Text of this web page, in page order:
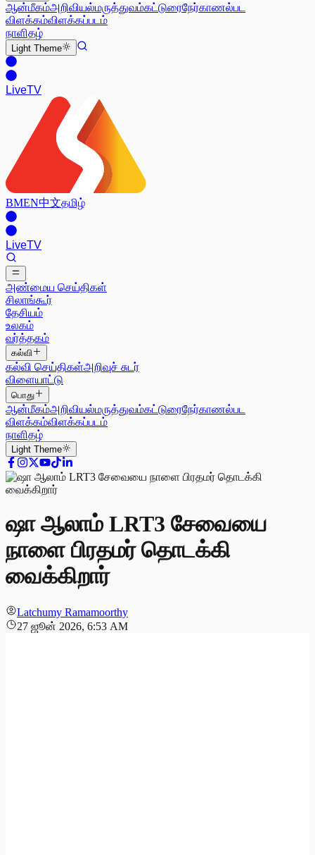
ஆன்மீகம்அறிவியல்மருத்துவம்கட்டுரைநேர்காணல்பட
விளக்கம்விளக்கப்படம்
நாளிதழ்
Light Theme
LiveTV
BMEN中文தமிழ்
LiveTV
அண்மைய செய்திகள்
சிலாங்கூர்
தேசியம்
உலகம்
வர்த்தகம்
கல்வி
கல்வி செய்திகள்அறிவுச் சுடர்
விளையாட்டு
பொது
ஆன்மீகம்அறிவியல்மருத்துவம்கட்டுரைநேர்காணல்பட
விளக்கம்விளக்கப்படம்
நாளிதழ்
Light Theme
ஷா ஆலாம் LRT3 சேவையை
நாளை பிரதமர் தொடக்கி
வைக்கிறார்
Latchumy Ramamoorthy
27 ஜூன் 2026, 6:53 AM